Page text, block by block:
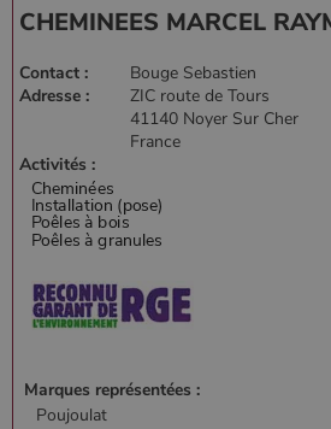
CHEMINEES MARCEL
Contact :
Bouge Sebastien
Adresse :
ZIC route de Tours
41140 Noyer Sur Cher
France
Activités :
Marques représentées :
Poujoulat